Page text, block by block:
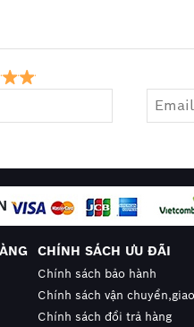
CHÍNH SÁCH ƯU ĐÃI
Chính sách bảo hành
Chính sách vận
Chính sách đổi trả hàng